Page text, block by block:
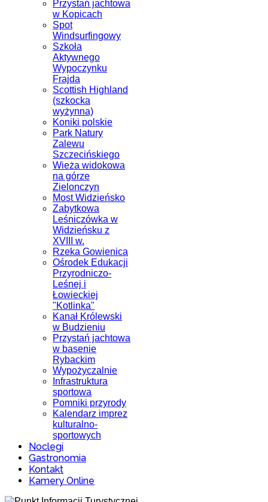
Przystań jachtowa
w Kopicach
Spot
Windsurfingowy
Szkoła
Aktywnego
Wypoczynku
Frajda
Scottish Highland
(szkocka
wyżynna)
Koniki polskie
Park Natury
Zalewu
Szczecińskiego
Wieża widokowa
na górze
Zielonczyn
Most Widzieńsko
Zabytkowa
Leśniczówka w
Widzieńsku z
XVIII w.
Rzeka Gowienica
Ośrodek Edukacji
Przyrodniczo-
Leśnej i
Łowieckiej
"Kotlinka"
Kanał Królewski
w Budzieniu
Przystań jachtowa
w basenie
Rybackim
Wypożyczalnie
Infrastruktura
sportowa
Pomniki przyrody
Kalendarz imprez
kulturalno-
sportowych
Noclegi
Gastronomia
Kontakt
Kamery Online